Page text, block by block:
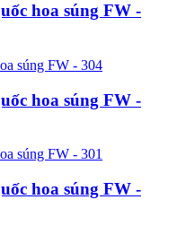
hoa súng FW -
hoa súng FW -
hoa súng FW -